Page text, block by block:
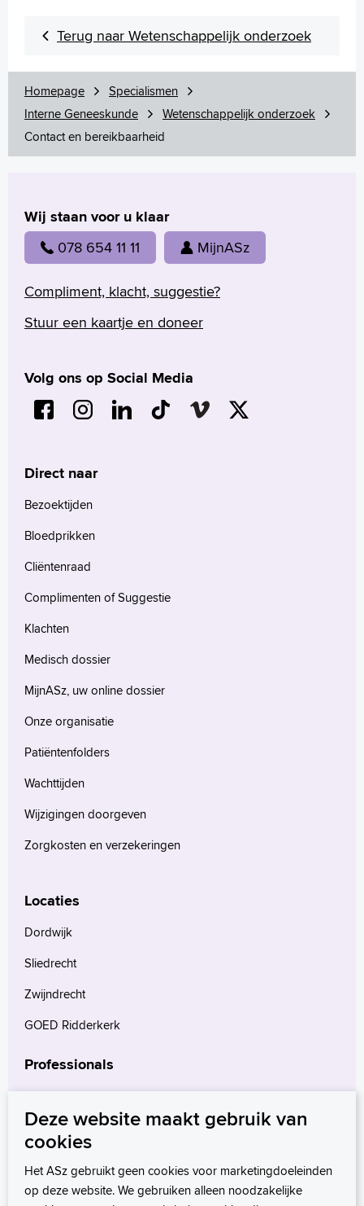
Terug naar Wetenschappelijk onderzoek
Homepage
Specialismen
Interne Geneeskunde
Wetenschappelijk onderzoek
Contact en bereikbaarheid
Wij staan voor u klaar
078 654 11 11 MijnASz
Compliment, klacht, suggestie?
Stuur een kaartje en doneer
Volg ons op Social Media
Direct naar
Bezoektijden
Bloedprikken
Cliëntenraad
Complimenten of Suggestie
Klachten
Medisch dossier
MijnASz, uw online dossier
Onze organisatie
Patiëntenfolders
Wachttijden
Wijzigingen doorgeven
Zorgkosten en verzekeringen
Locaties
Dordwijk
Sliedrecht
Zwijndrecht
GOED Ridderkerk
Professionals
Verwijzers
Wetenschappelijk onderzoek
Deze website maakt gebruik van
cookies
Het ASz gebruikt geen cookies voor marketingdoeleinden
op deze website. We gebruiken alleen noodzakelijke